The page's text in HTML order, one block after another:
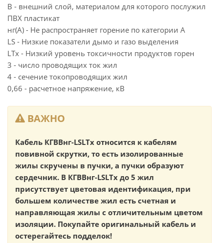
В - внешний слой, материалом для которого послужил
ПВХ пластикат
нг(А) - Не распространяет горение по категории А
LS - Низкие показатели дымо и газо выделения
LTx - Низкий уровень токсичности продуктов горен
3 - число проводящих ток жил
4 - сечение токопроводящих жил
0,66 - расчетное напряжение, кВ
ВАЖНО
Кабель КГВВнг-LSLTx относится к кабелям
повивной скрутки, то есть изолированные
жилы скручены в пучки, а пучки образуют
сердечник. В КГВВнг-LSLTx до 5 жил
присутствует цветовая идентификация, при
большем количестве жил есть счетная и
направляющая жилы с отличительным цветом
изоляции. Покупайте оригинальный кабель и
остерегайтесь подделок!